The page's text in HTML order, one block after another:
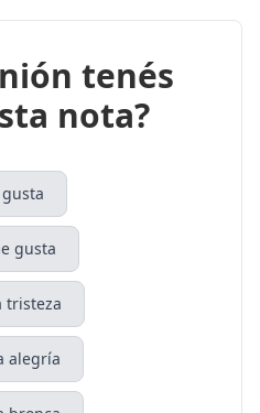
tenés
nota?
gusta
tristeza
alegría